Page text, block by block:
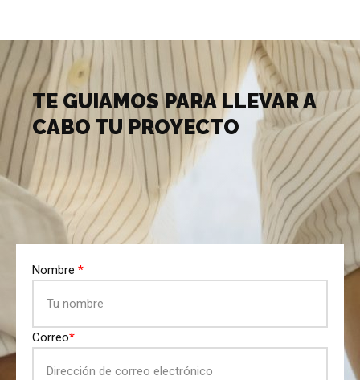
TE GUIAMOS PARA LLEVAR A
CABO TU PROYECTO
Nombre *
Correo*